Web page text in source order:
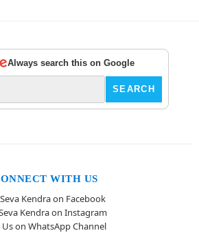
Always search this on Google
WITH US
Kendra on Facebook
Kendra on Instagram
Us on WhatsApp Channel